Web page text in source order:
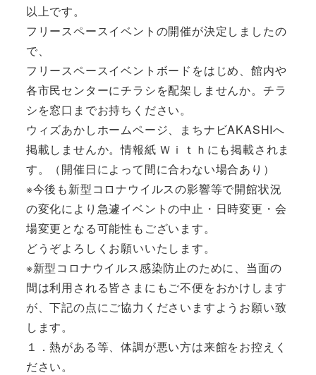
以上です。
フリースペースイベントの開催が決定しましたの
で、
フリースペースイベントボードをはじめ、館内や
各市民センターにチラシを配架しませんか。チラ
シを窓口までお持ちください。
ウィズあかしホームページ、まちナビAKASHIへ
掲載しませんか。情報紙 Ｗｉｔｈにも掲載されま
す。（開催日によって間に合わない場合あり）
※今後も新型コロナウイルスの影響等で開館状況
の変化により急遽イベントの中止・日時変更・会
場変更となる可能性もございます。
どうぞよろしくお願いいたします。
※新型コロナウイルス感染防止のために、当面の
間は利用される皆さまにもご不便をおかけします
が、下記の点にご協力くださいますようお願い致
します。
１．熱がある等、体調が悪い方は来館をお控えく
ださい。